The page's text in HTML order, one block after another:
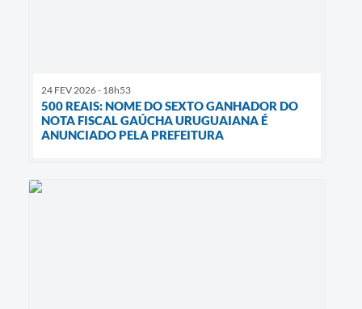
24 FEV 2026 - 18h53
500 REAIS: NOME DO SEXTO GANHADOR DO
NOTA FISCAL GAÚCHA URUGUAIANA É
ANUNCIADO PELA PREFEITURA